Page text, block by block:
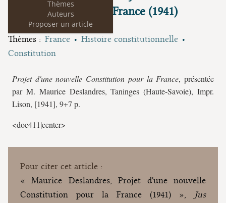
Thèmes
Auteurs
Proposer un article
Constitution pour la France (1941)
Thèmes : France
Histoire constitutionnelle
Constitution
Projet d'une nouvelle Constitution pour la France, présentée
par M. Maurice Deslandres, Taninges (Haute-Savoie), Impr.
Lison, [1941], 9+7 p.
<doc411|center>
Pour citer cet article :
« Maurice Deslandres, Projet d'une nouvelle
Constitution pour la France (1941) », Jus